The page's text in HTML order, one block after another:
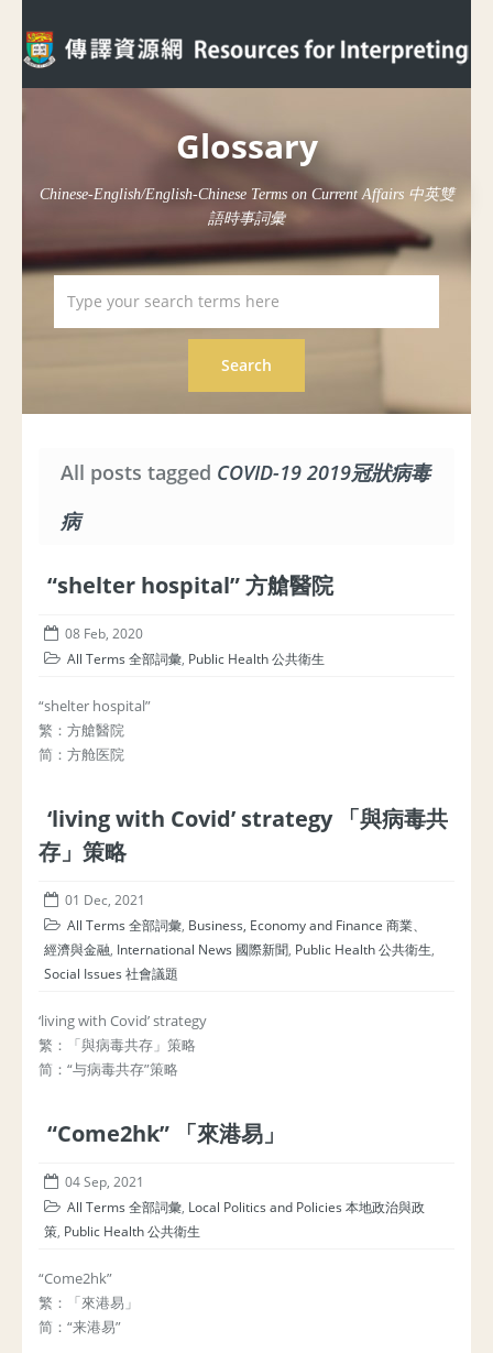
Glossary
Chinese-English/English-Chinese Terms on Current Affairs 中英雙
語時事詞彙
All posts tagged COVID-19 2019冠狀病毒
病
“shelter hospital” 方艙醫院
08 Feb, 2020
All Terms 全部詞彙, Public Health 公共衛生
“shelter hospital”
繁：方艙醫院
简：方舱医院
‘living with Covid’ strategy 「與病毒共
存」策略
01 Dec, 2021
All Terms 全部詞彙, Business, Economy and Finance 商業、
經濟與金融, International News 國際新聞, Public Health 公共衛生,
Social Issues 社會議題
‘living with Covid’ strategy
繁：「與病毒共存」策略
简：“与病毒共存”策略
“Come2hk” 「來港易」
04 Sep, 2021
All Terms 全部詞彙, Local Politics and Policies 本地政治與政
策, Public Health 公共衛生
“Come2hk”
繁：「來港易」
简：“来港易”